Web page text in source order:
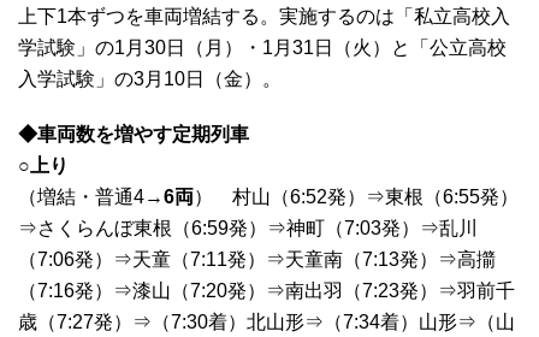
上下1本ずつを車両増結する。実施するのは「私立高校入
学試験」の1月30日（月）・1月31日（火）と「公立高校
入学試験」の3月10日（金）。
◆車両数を増やす定期列車
○上り
（増結・普通4→6両） 村山（6:52発）⇒東根（6:55発）
⇒さくらんぼ東根（6:59発）⇒神町（7:03発）⇒乱川
（7:06発）⇒天童（7:11発）⇒天童南（7:13発）⇒高擶
（7:16発）⇒漆山（7:20発）⇒南出羽（7:23発）⇒羽前千
歳（7:27発）⇒（7:30着）北山形⇒（7:34着）山形⇒（山